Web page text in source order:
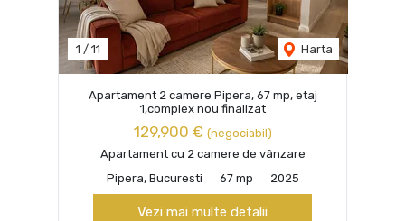
1 / 11 Harta
Apartament 2 camere Pipera, 67 mp, etaj
1,complex nou finalizat
129,900 € (negociabil)
Apartament cu 2 camere de vânzare
Pipera, Bucuresti
67 mp 2025
Vezi mai multe detalii